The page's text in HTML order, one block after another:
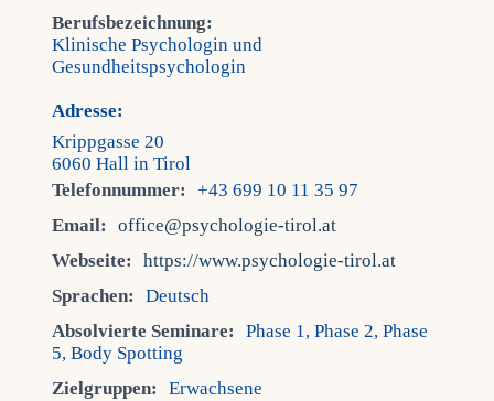
Berufsbezeichnung:
Klinische Psychologin und
Gesundheitspsychologin
Adresse:
Krippgasse 20
6060 Hall in Tirol
Telefonnummer:
+43 699 10 11 35 97
Email:
office@psychologie-tirol.at
Webseite:
https://www.psychologie-tirol.at
Sprachen:
Deutsch
Absolvierte Seminare:
Phase 1, Phase 2, Phase
5, Body Spotting
Zielgruppen:
Erwachsene